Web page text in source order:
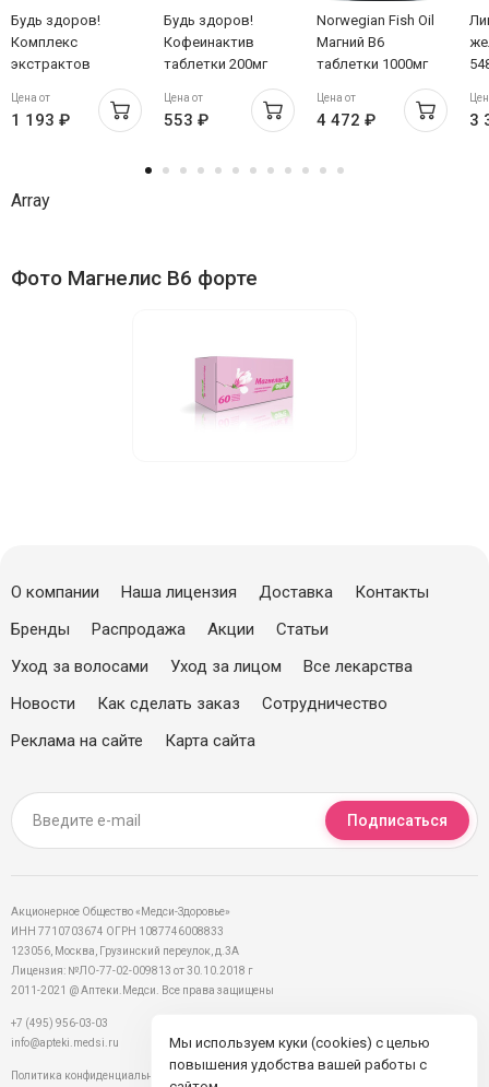
Будь здоров!
Комплекс
экстрактов
овса капсулы
400мг №90
Цена от
1 193 ₽
Будь здоров!
Кофеинактив
таблетки 200мг
Цена от
553 ₽
Norwegian Fish Oil
Магний В6
таблетки 1000мг
Цена от
4 472 ₽ 3
Array
Фото Магнелис B6 форте
О компании Наша лицензия Доставка
Контакты
Бренды
Распродажа Акции
Статьи
Уход за волосами
Уход за лицом
Все лекарства
Новости
Как сделать заказ
Сотрудничество
Реклама на сайте
Карта сайта
Подписаться
Акционерное Общество «Медси-Здоровье»
ИНН 7710703674 ОГРН 1087746008833
123056, Москва, Грузинский переулок, д.3А
Лицензия: №ЛО-77-02-009813 от 30.10.2018 г
2011-2021 @ Аптеки.Медси. Все права защищены
+7 (495) 956-03-03
info@apteki.medsi.ru
Политика конфиденциальности
Мы используем куки (cookies) с целью
повышения удобства вашей работы с